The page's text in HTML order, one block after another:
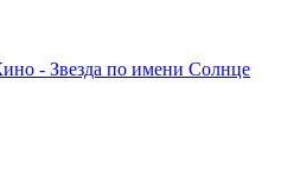
- Звезда по имени Солнце